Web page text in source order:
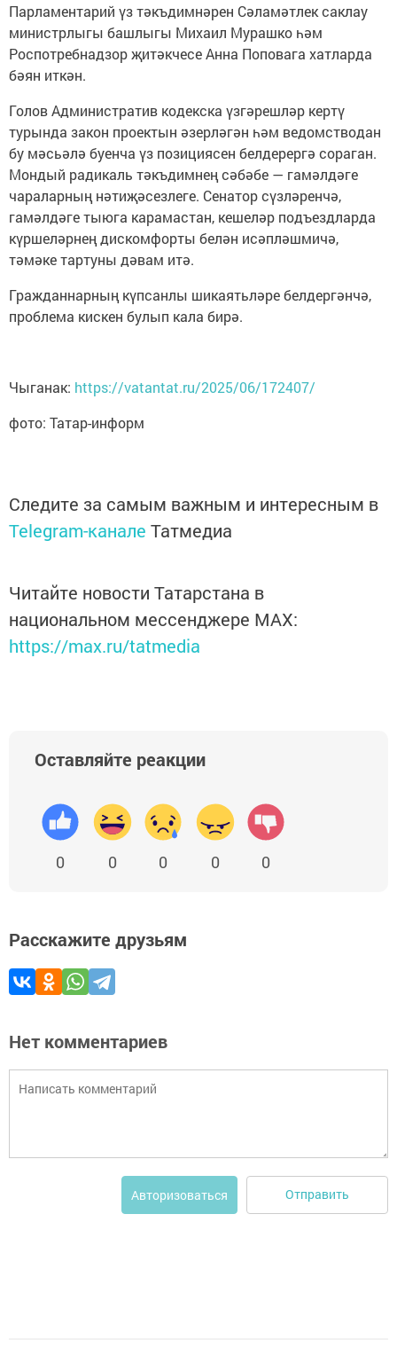
Парламентарий үз тәкъдимнәрен Сәламәтлек саклау
министрлыгы башлыгы Михаил Мурашко һәм
Роспотребнадзор җитәкчесе Анна Поповага хатларда
бәян иткән.
Голов Административ кодекска үзгәрешләр кертү
турында закон проектын әзерләгән һәм ведомстводан
бу мәсьәлә буенча үз позициясен белдерергә сораган.
Мондый радикаль тәкъдимнең сәбәбе — гамәлдәге
чараларның нәтиҗәсезлеге. Сенатор сүзләренчә,
гамәлдәге тыюга карамастан, кешеләр подъездларда
күршеләрнең дискомфорты белән исәпләшмичә,
тәмәке тартуны дәвам итә.
Гражданнарның күпсанлы шикаятьләре белдергәнчә,
проблема кискен булып кала бирә.
Чыганак: https://vatantat.ru/2025/06/172407/
фото: Татар-информ
Следите за самым важным и интересным в
Telegram-канале Татмедиа
Читайте новости Татарстана в
национальном мессенджере MАХ:
https://max.ru/tatmedia
Оставляйте реакции
0 0 0 0 0
Расскажите друзьям
Нет комментариев
Авторизоваться Отправить